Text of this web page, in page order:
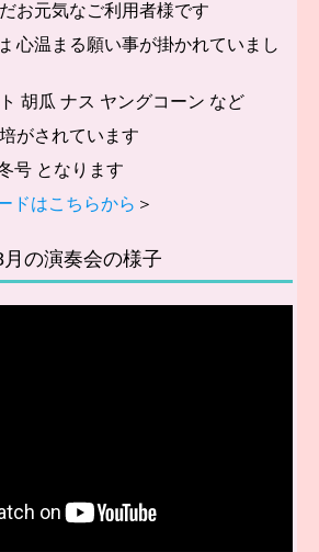
お元気なご利用者様です
心温まる願い事が掛かれていまし
胡瓜 ナス ヤングコーン など
がされています
号 となります
ドはこちらから ＞
の演奏会の様子